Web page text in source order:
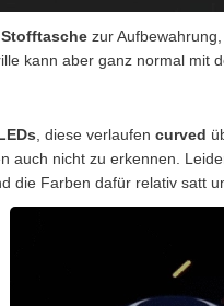
Stofftasche zur
kann aber ganz normal mit
, diese verlaufen curved
auch nicht zu erkennen.
die Farben dafür relativ satt